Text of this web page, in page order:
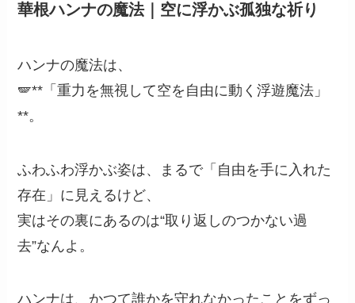
華根ハンナの魔法｜空に浮かぶ孤独な祈り
ハンナの魔法は、
🪽**「重力を無視して空を自由に動く浮遊魔法」
**。
ふわふわ浮かぶ姿は、まるで「自由を手に入れた
存在」に見えるけど、
実はその裏にあるのは“取り返しのつかない過
去”なんよ。
ハンナは、かつて誰かを守れなかったことをずっ